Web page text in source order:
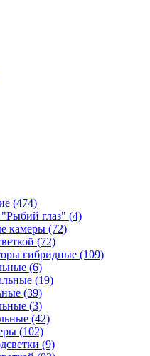
(474)
глаз" (4)
камеры (72)
(72)
гибридные (109)
(6)
(19)
(39)
(3)
(42)
(102)
(9)